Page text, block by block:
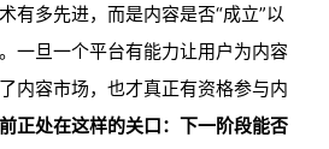
有多先进，而是内容是否“成立”以
一旦一个平台有能力让用户为内容
内容市场，也才真正有资格参与内
正处在这样的关口：下一阶段能否